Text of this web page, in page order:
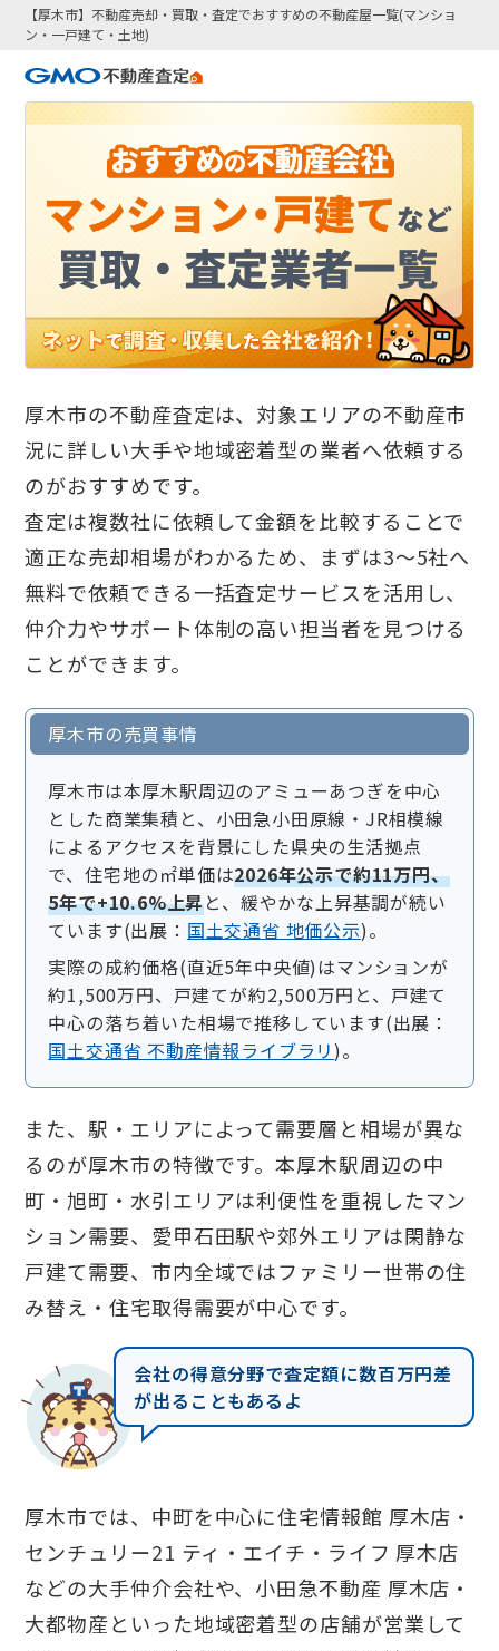
【厚木市】不動産売却・買取・査定でおすすめの不動産屋一覧(マンショ
ン・一戸建て・土地)
厚木市の不動産査定は、対象エリアの不動産市
況に詳しい大手や地域密着型の業者へ依頼する
のがおすすめです。
査定は複数社に依頼して金額を比較することで
適正な売却相場がわかるため、まずは3〜5社へ
無料で依頼できる一括査定サービスを活用し、
仲介力やサポート体制の高い担当者を見つける
ことができます。
厚木市の売買事情
厚木市は本厚木駅周辺のアミューあつぎを中心
とした商業集積と、小田急小田原線・JR相模線
によるアクセスを背景にした県央の生活拠点
で、住宅地の㎡単価は2026年公示で約11万円、
5年で+10.6%上昇と、緩やかな上昇基調が続い
ています(出展： 国土交通省 地価公示)。
実際の成約価格(直近5年中央値)はマンションが
約1,500万円、戸建てが約2,500万円と、戸建て
中心の落ち着いた相場で推移しています(出展：
国土交通省 不動産情報ライブラリ)。
また、駅・エリアによって需要層と相場が異な
るのが厚木市の特徴です。本厚木駅周辺の中
町・旭町・水引エリアは利便性を重視したマン
ション需要、愛甲石田駅や郊外エリアは閑静な
戸建て需要、市内全域ではファミリー世帯の住
み替え・住宅取得需要が中心です。
会社の得意分野で査定額に数百万円差
が出ることもあるよ
厚木市では、中町を中心に住宅情報館 厚木店・
センチュリー21 ティ・エイチ・ライフ 厚木店
などの大手仲介会社や、小田急不動産 厚木店・
大都物産といった地域密着型の店舗が営業して